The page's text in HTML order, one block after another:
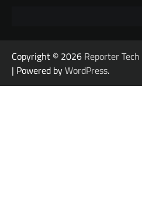
Copyright © 2026 Reporter Tech
| Powered byWordPress.